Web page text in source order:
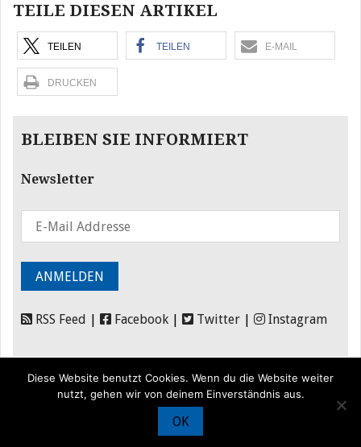
TEILE DIESEN ARTIKEL
TEILEN TEILEN E-MAIL
DRUCKEN
BLEIBEN SIE INFORMIERT
Newsletter
RSS Feed Facebook Twitter Instagram
Förderung|
Diese Website benutzt Cookies. Wenn du die Website weiter
nutzt, gehen wir von deinem Einverständnis aus.
OK